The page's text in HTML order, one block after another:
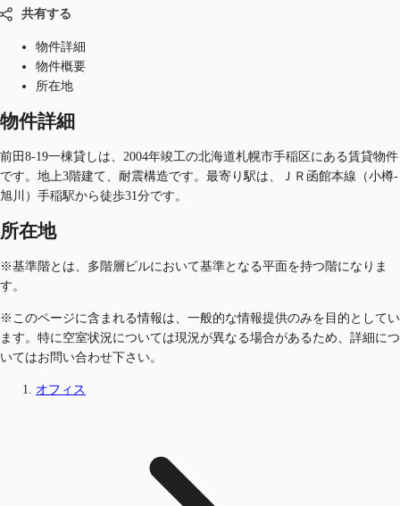
共有する
物件詳細
物件概要
所在地
物件詳細
前田8-19一棟貸しは、2004年竣工の北海道札幌市手稲区にある賃貸物件
です。地上3階建て、耐震構造です。最寄り駅は、ＪＲ函館本線（小樽-
旭川）手稲駅から徒歩31分です。
所在地
※基準階とは、多階層ビルにおいて基準となる平面を持つ階になりま
す。
※このページに含まれる情報は、一般的な情報提供のみを目的としてい
ます。特に空室状況については現況が異なる場合があるため、詳細につ
いてはお問い合わせ下さい。
オフィス